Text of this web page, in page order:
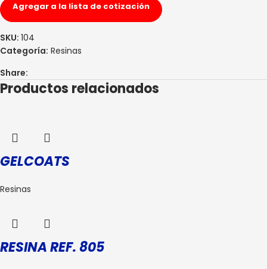
Agregar a la lista de cotización
SKU: 104
Categoría: Resinas
Share:
Productos relacionados
GELCOATS
Resinas
RESINA REF. 805